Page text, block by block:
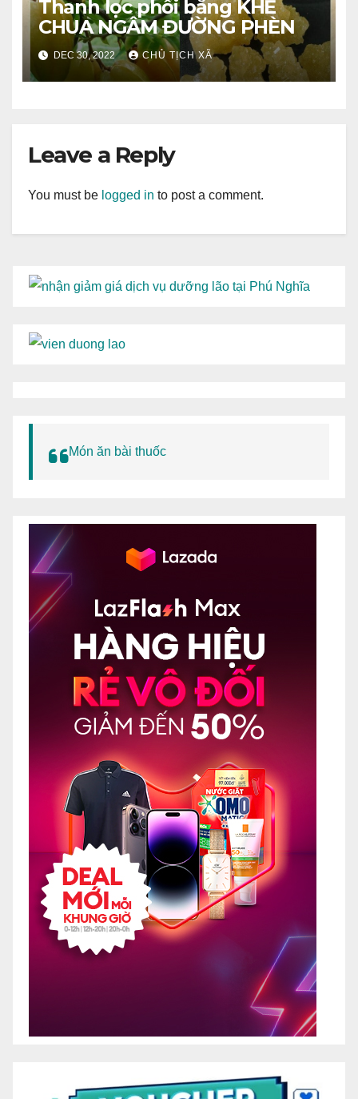
Thanh lọc phổi bằng KHẾ
CHUA NGÂM ĐƯỜNG PHÈN
DEC 30, 2022 CHỦ TỊCH XÃ
Leave a Reply
You must be logged in to post a comment.
Món ăn bài thuốc